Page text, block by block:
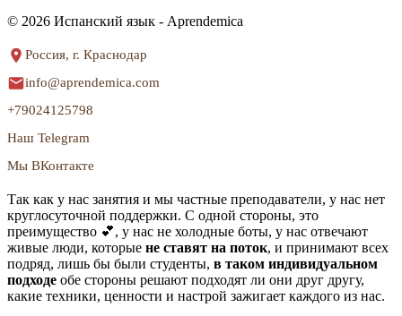
© 2026 Испанский язык - Aprendemica
Россия, г. Краснодар
info@aprendemica.com
+79024125798
Наш Telegram
Мы ВКонтакте
Так как у нас занятия и мы частные преподаватели, у нас нет
круглосуточной поддержки. С одной стороны, это
преимущество 💕, у нас не холодные боты, у нас отвечают
живые люди, которые не ставят на поток, и принимают всех
подряд, лишь бы были студенты, в таком индивидуальном
подходе обе стороны решают подходят ли они друг другу,
какие техники, ценности и настрой зажигает каждого из нас.